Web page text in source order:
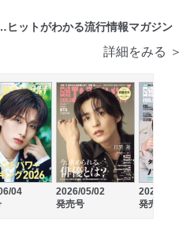
ットがわかる流行情報マガジン
詳細をみる ＞
04
2026/05/02
発売号
2026/04/03
発売号